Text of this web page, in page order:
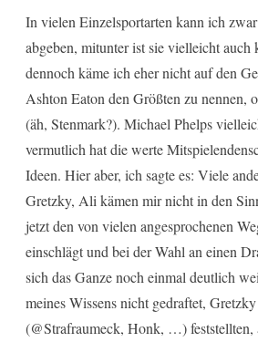
In vielen Einzelsportarten kann ich
abgeben, mitunter ist sie vielleicht auch
dennoch käme ich eher nicht auf den
Ashton Eaton den Größten zu nennen,
(äh, Stenmark?). Michael Phelps
vermutlich hat die werte
Ideen. Hier aber, ich sagte es: Viele
Gretzky, Ali kämen mir nicht in den
jetzt den von vielen angesprochenen
einschlägt und bei der Wahl an einen
sich das Ganze noch einmal deutlich
meines Wissens nicht gedraftet,
(@Strafraumeck, Honk, …) feststellten,